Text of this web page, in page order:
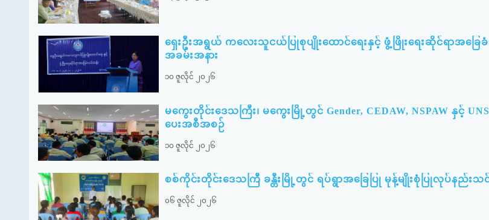
ရှေးဦးအရွယ် ကလေးသူငယ်ပြုစုပျိုးထောင်ရေးနှင့် ဖွံ့ဖြိုးရေးဆိုင်ရာအခြ
အခမ်းအနား
၁၀ ဇူလိုင် ၂၀၂၆
မကွေးတိုင်းဒေသကြီး၊ မကွေးမြို့တွင် Gender, CEDAW, NSPAW နှင့်
ပေးအစီအစဉ်
၁၀ ဇူလိုင် ၂၀၂၆
စစ်ကိုင်းတိုင်းဒေသကြီ ခန္တီးမြို့တွင် ရပ်ရွာအခြေပြု မုန့်မျိုးစုံပြုလုပ်နည်း
၀၆ ဇူလိုင် ၂၀၂၆